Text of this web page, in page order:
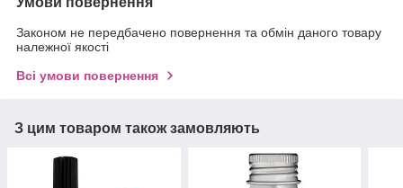
Законом не передбачено повернення та обмін даного товару
належної якості
Всі умови повернення
З цим товаром також замовляють